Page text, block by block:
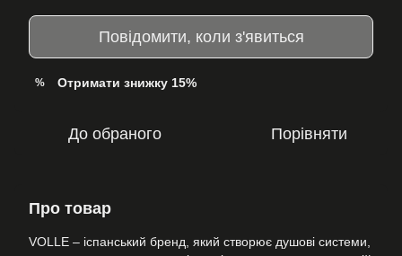
Повідомити, коли з'явиться
% Отримати знижку 15%
До обраного Порівняти
Про товар
VOLLE – іспанський бренд, який створює душові системи,